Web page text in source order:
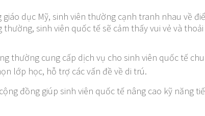
dục Mỹ, sinh viên thường cạnh tranh nhau về
sinh viên quốc tế sẽ cảm thấy vui vẻ và
thường cung cấp dịch vụ cho sinh viên quốc tế
lớp học, hỗ trợ các vấn đề về di trú.
đồng giúp sinh viên quốc tế nâng cao kỹ năng